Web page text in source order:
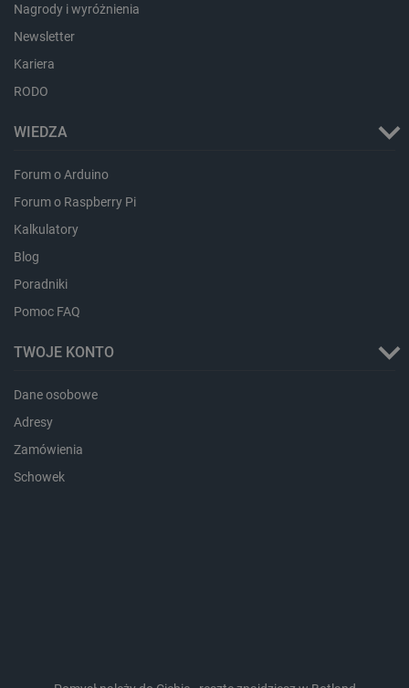
Nagrody i wyróżnienia
Newsletter
Kariera
RODO
WIEDZA
Forum o Arduino
Forum o Raspberry Pi
Kalkulatory
Blog
Poradniki
Pomoc FAQ
TWOJE KONTO
Dane osobowe
Adresy
Zamówienia
Schowek
critCartData botland.com.pl